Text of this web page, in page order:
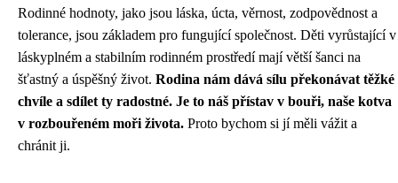
Rodinné hodnoty, jako jsou láska, úcta, věrnost, zodpovědnost a
tolerance, jsou základem pro fungující společnost. Děti vyrůstající v
láskyplném a stabilním rodinném prostředí mají větší šanci na
šťastný a úspěšný život. Rodina nám dává sílu překonávat těžké
chvíle a sdílet ty radostné. Je to náš přístav v bouři, naše kotva
v rozbouřeném moři života. Proto bychom si jí měli vážit a
chránit ji.